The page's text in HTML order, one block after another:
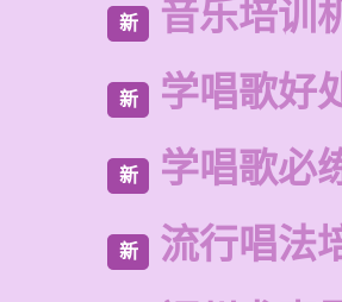
新 音乐培训
新 学唱歌好
新 学唱歌必
新 流行唱法